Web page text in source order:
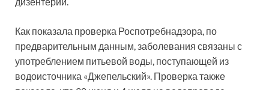
Как показала проверка Роспотребнадзора, по
предварительным данным, заболевания связаны с
употреблением питьевой воды, поступающей из
водоисточника «Джепельский». Проверка также